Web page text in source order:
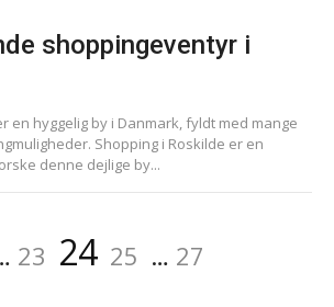
shoppingeventyr i
en hyggelig by i Danmark, fyldt med mange
Shopping i Roskilde er en
denne dejlige by...
Side
23 Side
24 Side
25 … Side
27